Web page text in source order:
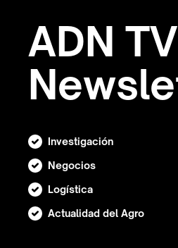
ADN
Investigación
Negocios
Logística
Actualidad del Agro